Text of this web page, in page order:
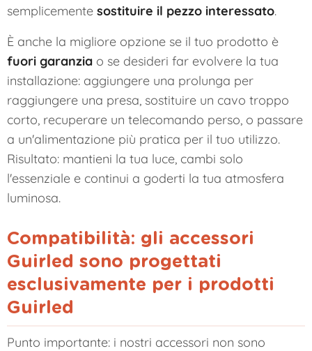
semplicemente sostituire il pezzo interessato.
È anche la migliore opzione se il tuo prodotto è
fuori garanzia o se desideri far evolvere la tua
installazione: aggiungere una prolunga per
raggiungere una presa, sostituire un cavo troppo
corto, recuperare un telecomando perso, o passare
a un'alimentazione più pratica per il tuo utilizzo.
Risultato: mantieni la tua luce, cambi solo
l'essenziale e continui a goderti la tua atmosfera
luminosa.
Compatibilità: gli accessori
Guirled sono progettati
esclusivamente per i prodotti
Guirled
Punto importante: i nostri accessori non sono